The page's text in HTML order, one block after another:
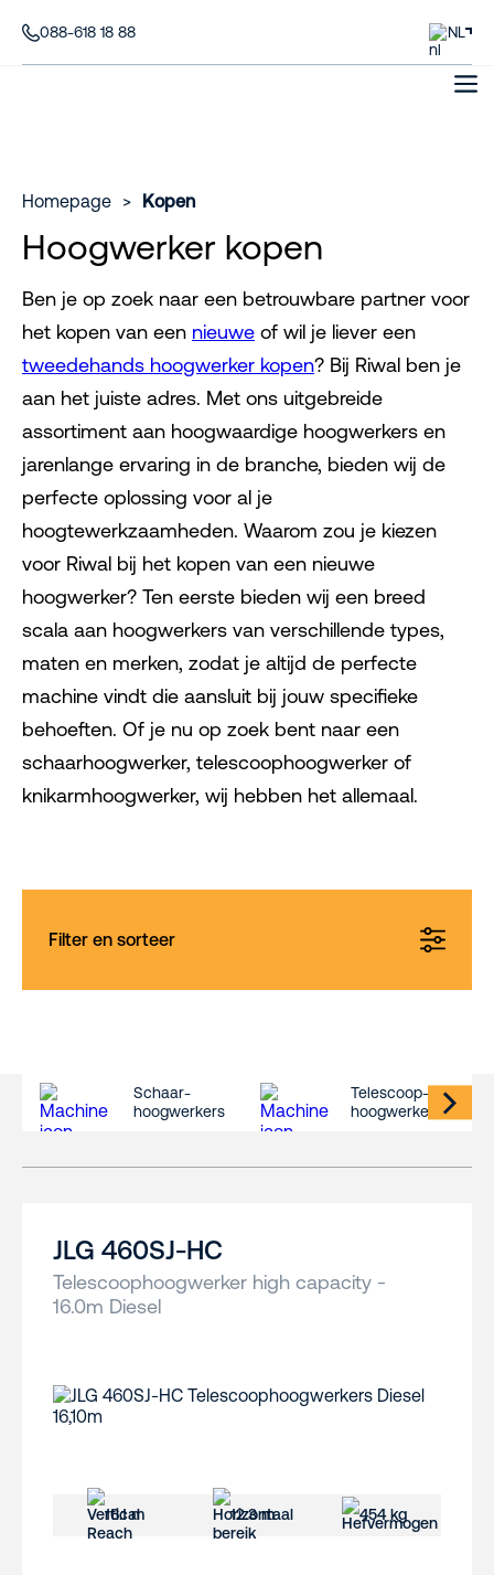
088-618 18 88 NL
Homepage > Kopen
Hoogwerker kopen
Ben je op zoek naar een betrouwbare partner voor
het kopen van een nieuwe of wil je liever een
tweedehands hoogwerker kopen? Bij Riwal ben je
aan het juiste adres. Met ons uitgebreide
assortiment aan hoogwaardige hoogwerkers en
jarenlange ervaring in de branche, bieden wij de
perfecte oplossing voor al je
hoogtewerkzaamheden. Waarom zou je kiezen
voor Riwal bij het kopen van een nieuwe
hoogwerker? Ten eerste bieden wij een breed
scala aan hoogwerkers van verschillende types,
maten en merken, zodat je altijd de perfecte
machine vindt die aansluit bij jouw specifieke
behoeften. Of je nu op zoek bent naar een
schaarhoogwerker, telescoophoogwerker of
knikarmhoogwerker, wij hebben het allemaal.
Filter en sorteer
Schaar-
hoogwerkers
Telescoop-
hoogwerkers
JLG 460SJ-HC
Telescoophoogwerker high capacity -
16.0m Diesel
16.1 m 12.3 m 454 kg